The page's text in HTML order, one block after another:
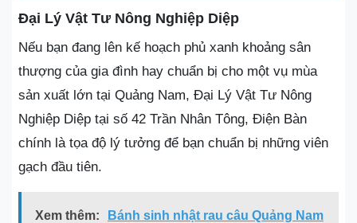
Đại Lý Vật Tư Nông Nghiệp Diệp
Nếu bạn đang lên kế hoạch phủ xanh khoảng sân
thượng của gia đình hay chuẩn bị cho một vụ mùa
sản xuất lớn tại Quảng Nam, Đại Lý Vật Tư Nông
Nghiệp Diệp tại số 42 Trần Nhân Tông, Điện Bàn
chính là tọa độ lý tưởng để bạn chuẩn bị những viên
gạch đầu tiên.
Xem thêm:
Bánh sinh nhật rau câu Quảng Nam